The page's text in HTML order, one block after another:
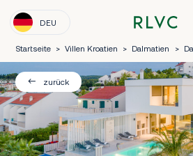
DEU
Startseite > Villen Kroatien > Dalmatien >
zurück